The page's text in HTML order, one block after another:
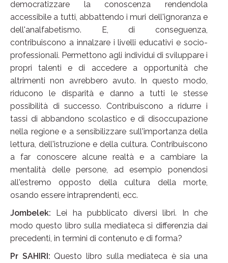
democratizzare la conoscenza rendendola
accessibile a tutti, abbattendo i muri dell'ignoranza e
dell'analfabetismo. E, di conseguenza,
contribuiscono a innalzare i livelli educativi e socio-
professionali. Permettono agli individui di sviluppare i
propri talenti e di accedere a opportunità che
altrimenti non avrebbero avuto. In questo modo,
riducono le disparità e danno a tutti le stesse
possibilità di successo. Contribuiscono a ridurre i
tassi di abbandono scolastico e di disoccupazione
nella regione e a sensibilizzare sull'importanza della
lettura, dell'istruzione e della cultura. Contribuiscono
a far conoscere alcune realtà e a cambiare la
mentalità delle persone, ad esempio ponendosi
all'estremo opposto della cultura della morte,
osando essere intraprendenti, ecc.
Jombelek: Lei ha pubblicato diversi libri. In che
modo questo libro sulla mediateca si differenzia dai
precedenti, in termini di contenuto e di forma?
Pr SAHIRI: Questo libro sulla mediateca è sia una